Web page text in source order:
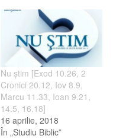
Nu ştim [Exod 10.26, 2
Cronici 20.12, Iov 8.9,
Marcu 11.33, Ioan 9.21,
14.5, 16.18]
16 aprilie, 2018
În „Studiu Biblic”